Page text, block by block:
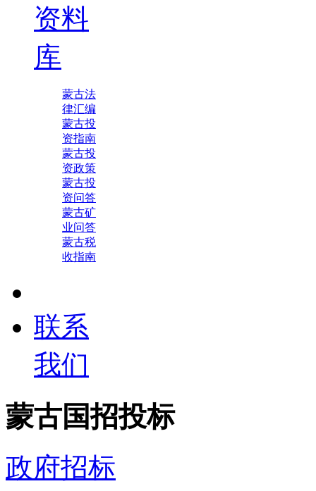
资料
库
蒙古法
律汇编
蒙古投
资指南
蒙古投
资政策
蒙古投
资问答
蒙古矿
业问答
蒙古税
收指南
联系
我们
蒙古国招投标
政府招标